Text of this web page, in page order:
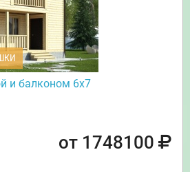
и балконом 6х7
от 1748100